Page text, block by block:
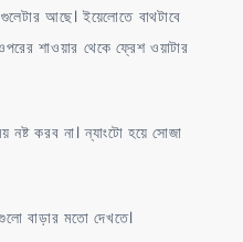
আছে। ইয়েলোতে বাথটাবে
শাওয়ার থেকে ফ্রেশ ওয়াটার
নষ্ট করব না। ন্যাংটো হয়ে সোজা
বাড়ার মতো দেখতে।